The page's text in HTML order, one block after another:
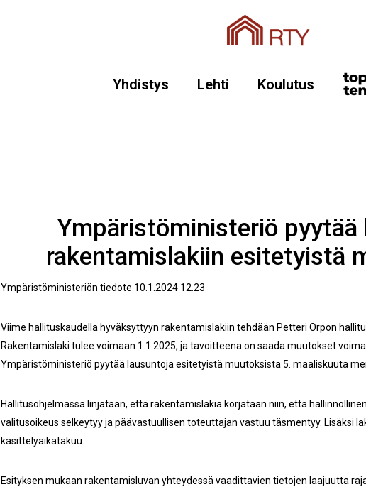
Yhdistys Lehti Koulutus
Ympäristöministeriö pyytää
rakentamislakiin esitetyistä
Ympäristöministeriön tiedote 10.1.2024 12.23
Viime hallituskaudella hyväksyttyyn rakentamislakiin tehdään Petteri Orpon
Rakentamislaki tulee voimaan 1.1.2025, ja tavoitteena on saada muutokset
Ympäristöministeriö pyytää lausuntoja esitetyistä muutoksista 5. maaliskuuta
Hallitusohjelmassa linjataan, että rakentamislakia korjataan niin, että
valitusoikeus selkeytyy ja päävastuullisen toteuttajan vastuu täsmentyy. Lisäksi
käsittelyaikatakuu.
Esityksen mukaan rakentamisluvan yhteydessä vaadittavien tietojen laajuutta